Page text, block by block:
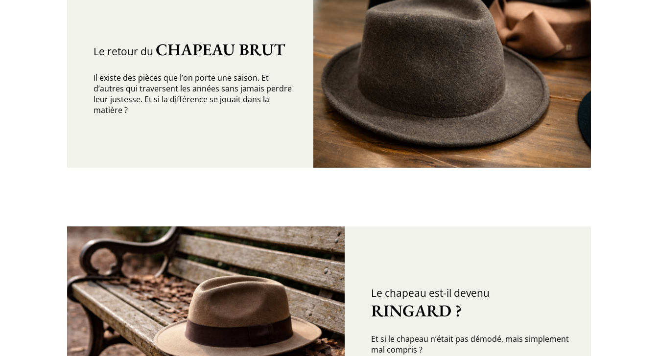
Le retour du CHAPEAU BRUT
Il existe des pièces que l’on porte une saison. Et
d’autres qui traversent les années sans jamais perdre
leur justesse. Et si la différence se jouait dans la
matière ?
Le chapeau est-il devenu
RINGARD ?
Et si le chapeau n’était pas démodé, mais simplement
mal compris ?